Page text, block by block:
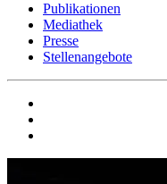
Publikationen
Mediathek
Presse
Stellenangebote